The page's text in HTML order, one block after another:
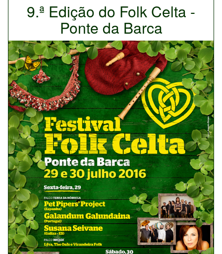
9.ª Edição do Folk Celta -
Ponte da Barca